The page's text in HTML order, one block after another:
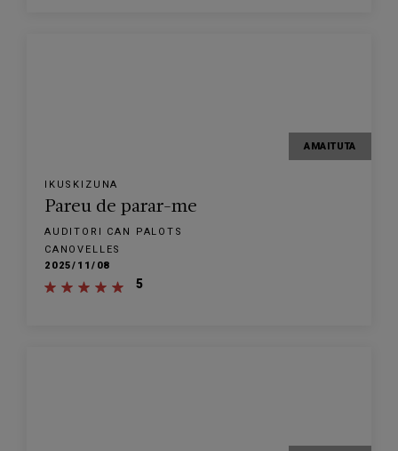
AMAITUTA
IKUSKIZUNA
Pareu de parar-me
AUDITORI CAN PALOTS
CANOVELLES
2025/11/08
5